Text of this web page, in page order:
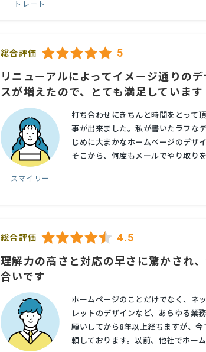
トレート
総合評価 5
リニューアルによってイメージ通りの
スが増えたので、とても満足しています
スマイリー
打ち合わせにきちんと時間をとって
事が出来ました。私が書いたラフな
じめに大まかなホームベージのデザ
そこから、何度もメールでやり取り
総合評価 4.5
理解力の高さと対応の早さに驚かされ
合いです
ホームページのことだけでなく、ネ
レットのデザインなど、あらゆる業
願いしてから8年以上経ちますが、
頼しております。以前、他社でホー